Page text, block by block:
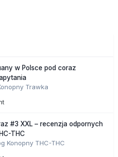
w Polsce pod coraz
Trawka
#3 XXL – recenzja odpornych
THC
Konopny THC-THC